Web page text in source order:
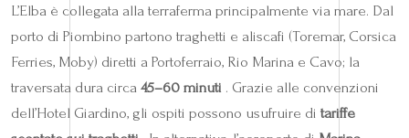
L’Elba è collegata alla terraferma principalmente via mare. Dal
porto di Piombino partono traghetti e aliscafi (Toremar, Corsica
Ferries, Moby) diretti a Portoferraio, Rio Marina e Cavo; la
traversata dura circa 45–60 minuti . Grazie alle convenzioni
dell’Hotel Giardino, gli ospiti possono usufruire di tariffe